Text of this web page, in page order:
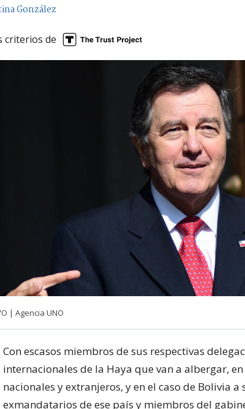
González
criterios de
| Agencia UNO
Con escasos miembros de sus respectivas
internacionales de la Haya que van a albergar,
nacionales y extranjeros, y en el caso de Bolivia a
exmandatarios de ese país y miembros del